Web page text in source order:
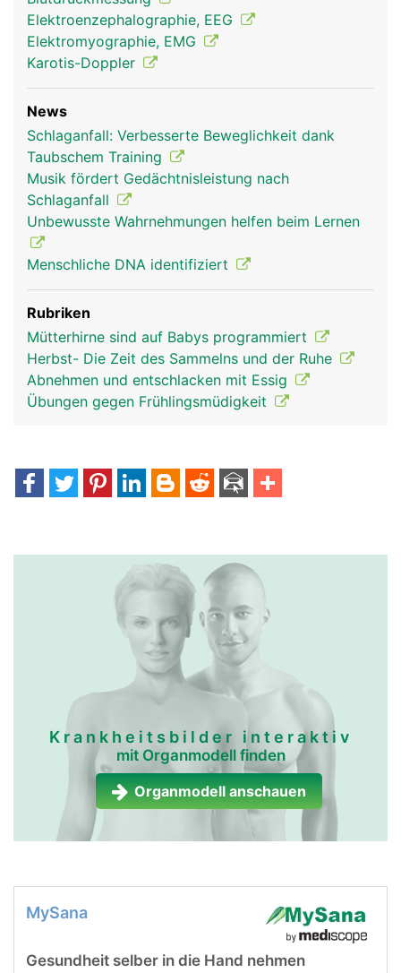
Grosshirn Frau Grosshirn Mann
Elektroenzephalographie, EEG
Elektromyographie, EMG
Karotis-Doppler
News
Schlaganfall: Verbesserte Beweglichkeit dank
Taubschem Training
Musik fördert Gedächtnisleistung nach
Schlaganfall
Unbewusste Wahrnehmungen helfen beim Lernen
Menschliche DNA identifiziert
Rubriken
Mütterhirne sind auf Babys programmiert
Herbst- Die Zeit des Sammelns und der Ruhe
Abnehmen und entschlacken mit Essig
Übungen gegen Frühlingsmüdigkeit
Krankheitsbilder interaktiv
mit Organmodell finden
Organmodell anschauen
MySana
Gesundheit selber in die Hand nehmen